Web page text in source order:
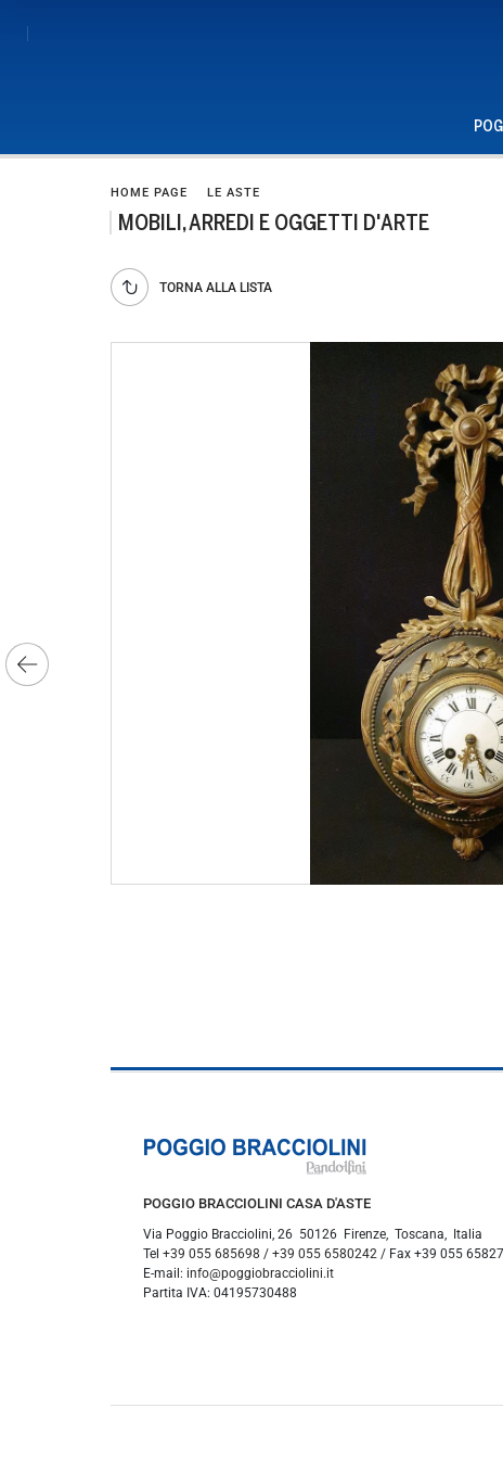
HOME PAGE LE ASTE
MOBILI, ARREDI E OGGETTI D'ARTE
TORNA ALLA LISTA
POGGIO BRACCIOLINI CASA D'ASTE
Via Poggio Bracciolini, 26 50126 Firenze Toscana
Italia
Tel +39 055 685698 / +39 055 6580242 / Fax +39 055
E-mail: info@poggiobracciolini.it
Partita IVA: 04195730488